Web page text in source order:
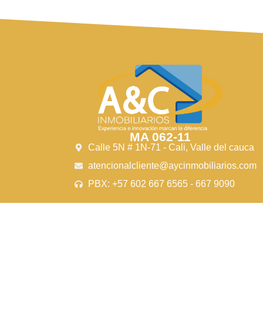
parque infantil y parqueadero para
con
público
casa
habitar
tranquilidad.
descubre tu
MA 062-11
Calle 5N # 1N-71 - Cali, Valle del cauca
atencionalcliente@aycinmobiliarios.com
PBX: +57 602 667 6565 - 667 9090